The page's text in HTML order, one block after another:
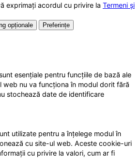
exprimați acordul cu privire la Termeni și
opționale
Preferințe
esențiale pentru funcțiile de bază ale
web nu va funcționa în modul dorit fără
stochează date de identificare
utilizate pentru a înțelege modul în
cu site-ul web. Aceste cookie-uri
cu privire la valori, cum ar fi